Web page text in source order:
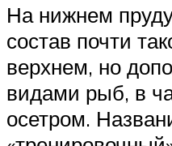
На нижнем
состав почти
верхнем, но
видами рыб, в
осетром.